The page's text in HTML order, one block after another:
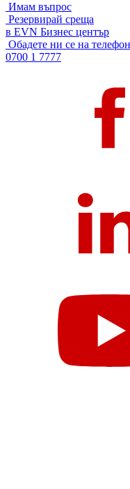
Имам въпрос
Резервирай среща
в EVN Бизнес център
Обадете ни се на телефон
0700 1 7777